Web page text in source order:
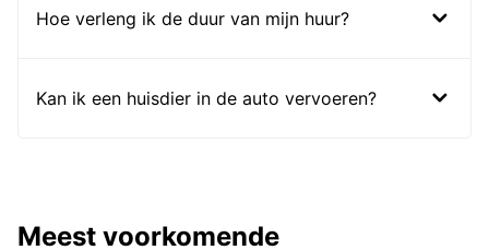
Hoe verleng ik de duur van mijn huur?
Kan ik een huisdier in de auto vervoeren?
Meest voorkomende